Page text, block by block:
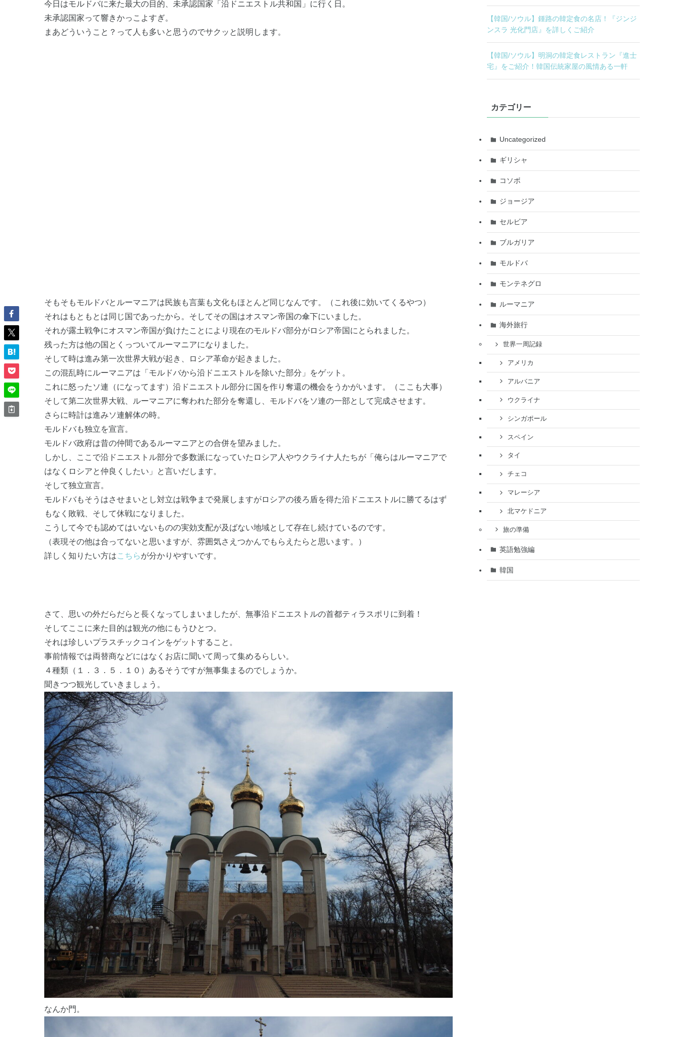
今日はモルドバに来た最大の目的、未承認国家「沿ドニエストル共和国」に行く日。
未承認国家って響きかっこよすぎ。
まあどういうこと？って人も多いと思うのでサクッと説明します。
そもそもモルドバとルーマニアは民族も言葉も文化もほとんど同じなんです。（これ後に効いてくるやつ）
それはもともとは同じ国であったから。そしてその国はオスマン帝国の傘下にいました。
それが露土戦争にオスマン帝国が負けたことにより現在のモルドバ部分がロシア帝国にとられました。
残った方は他の国とくっついてルーマニアになりました。
そして時は進み第一次世界大戦が起き、ロシア革命が起きました。
この混乱時にルーマニアは「モルドバから沿ドニエストルを除いた部分」をゲット。
これに怒ったソ連（になってます）沿ドニエストル部分に国を作り奪還の機会をうかがいます。（ここも大事）
そして第二次世界大戦、ルーマニアに奪われた部分を奪還し、モルドバをソ連の一部として完成させます。
さらに時計は進みソ連解体の時。
モルドバも独立を宣言。
モルドバ政府は昔の仲間であるルーマニアとの合併を望みました。
しかし、ここで沿ドニエストル部分で多数派になっていたロシア人やウクライナ人たちが「俺らはルーマニアで
はなくロシアと仲良くしたい」と言いだします。
そして独立宣言。
モルドバもそうはさせまいとし対立は戦争まで発展しますがロシアの後ろ盾を得た沿ドニエストルに勝てるはず
もなく敗戦、そして休戦になりました。
こうして今でも認めてはいないものの実効支配が及ばない地域として存在し続けているのです。
（表現その他は合ってないと思いますが、雰囲気さえつかんでもらえたらと思います。）
詳しく知りたい方はこちらが分かりやすいです。
さて、思いの外だらだらと長くなってしまいましたが、無事沿ドニエストルの首都ティラスポリに到着！
そしてここに来た目的は観光の他にもうひとつ。
それは珍しいプラスチックコインをゲットすること。
事前情報では両替商などにはなくお店に聞いて周って集めるらしい。
４種類（１．３．５．１０）あるそうですが無事集まるのでしょうか。
聞きつつ観光していきましょう。
なんか門。
【韓国/ソウル】鍾路の韓定食の名店！『ジンジ
ンスラ 光化門店』を詳しくご紹介
【韓国/ソウル】明洞の韓定食レストラン『進士
宅』をご紹介！韓国伝統家屋の風情ある一軒
カテゴリー
Uncategorized
ギリシャ
コソボ
ジョージア
セルビア
ブルガリア
モルドバ
モンテネグロ
ルーマニア
海外旅行
世界一周記録
アメリカ
アルバニア
ウクライナ
シンガポール
スペイン
タイ
チェコ
マレーシア
北マケドニア
旅の準備
英語勉強編
韓国